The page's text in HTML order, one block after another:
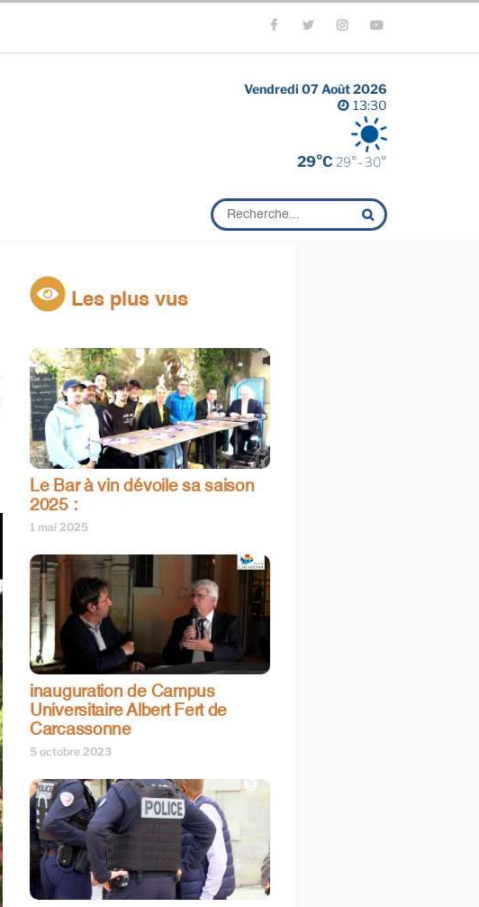
Vendredi 07 Août 2026
13:30
29°C 29°- 30°
Les plus vus
Le Bar à vin dévoile sa saison
2025 :
1 mai 2025
inauguration de Campus
Universitaire Albert Fert de
Carcassonne
5 octobre 2023